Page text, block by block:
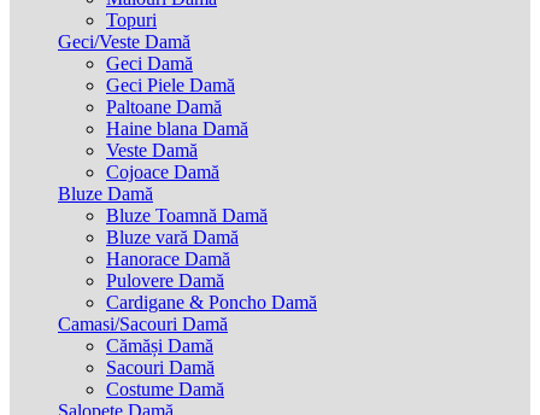
Topuri
Geci/Veste Damă
Geci Damă
Geci Piele Damă
Paltoane Damă
Haine blana Damă
Veste Damă
Cojoace Damă
Bluze Damă
Bluze Toamnă Damă
Bluze vară Damă
Hanorace Damă
Pulovere Damă
Cardigane & Poncho Damă
Camasi/Sacouri Damă
Cămăși Damă
Sacouri Damă
Costume Damă
Salopete Damă